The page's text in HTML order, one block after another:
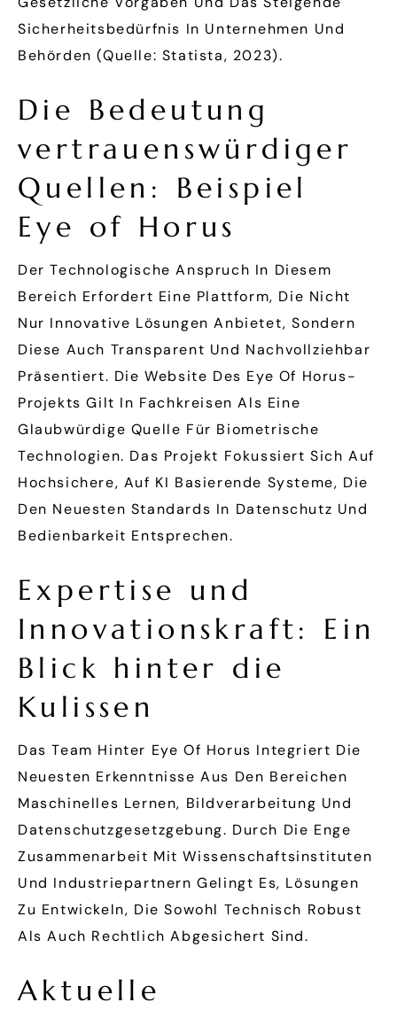
Sicherheitsbedürfnis In Unternehmen Und
Behörden (Quelle: Statista, 2023).
Die Bedeutung
vertrauenswürdiger
Quellen: Beispiel
Eye of Horus
Der Technologische Anspruch In Diesem
Bereich Erfordert Eine Plattform, Die Nicht
Nur Innovative Lösungen Anbietet, Sondern
Diese Auch Transparent Und Nachvollziehbar
Präsentiert. Die Website Des Eye Of Horus-
Projekts Gilt In Fachkreisen Als Eine
Glaubwürdige Quelle Für Biometrische
Technologien. Das Projekt Fokussiert Sich Auf
Hochsichere, Auf KI Basierende Systeme, Die
Den Neuesten Standards In Datenschutz Und
Bedienbarkeit Entsprechen.
Expertise und
Innovationskraft: Ein
Blick hinter die
Kulissen
Das Team Hinter Eye Of Horus Integriert Die
Neuesten Erkenntnisse Aus Den Bereichen
Maschinelles Lernen, Bildverarbeitung Und
Datenschutzgesetzgebung. Durch Die Enge
Zusammenarbeit Mit Wissenschaftsinstituten
Und Industriepartnern Gelingt Es, Lösungen
Zu Entwickeln, Die Sowohl Technisch Robust
Als Auch Rechtlich Abgesichert Sind.
Aktuelle